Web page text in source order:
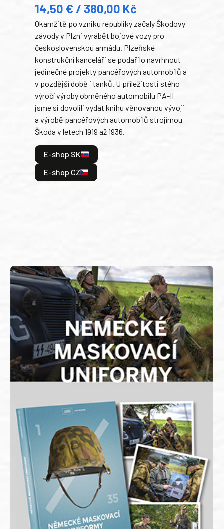
14,50 € / 380,00 Kč
Okamžitě po vzniku republiky začaly Škodovy
závody v Plzni vyrábět bojové vozy pro
československou armádu. Plzeňské
konstrukční kanceláři se podařilo navrhnout
jedinečné projekty pancéřových automobilů a
v pozdější době i tanků. U příležitosti stého
výročí výroby obrněného automobilu PA-II
jsme si dovolili vydat knihu věnovanou vývoji
a výrobě pancéřových automobilů strojírnou
Škoda v letech 1919 až 1936.
E-shop SK
E-shop CZ